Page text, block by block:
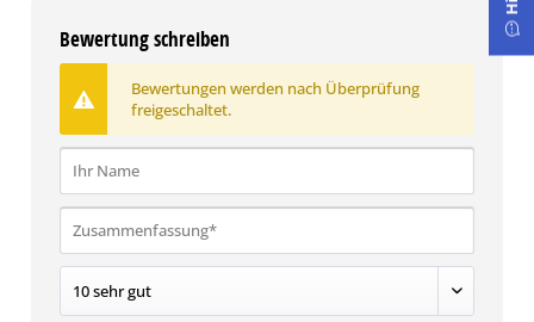
Bewertung schreiben
Bewertungen werden nach Überprüfung
freigeschaltet.